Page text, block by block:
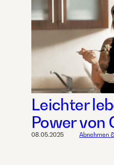
08.05.2025
Leichter
Power von
Abnehmen